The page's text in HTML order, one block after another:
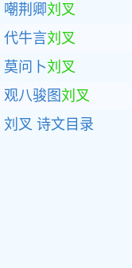
嘲荆卿刘叉
代牛言刘叉
莫问卜刘叉
观八骏图刘叉
刘叉 诗文目录